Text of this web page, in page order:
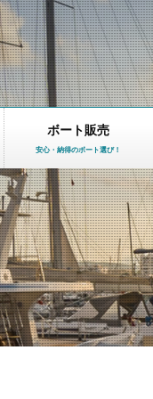
ボート販売
安心・納得のボート選び！